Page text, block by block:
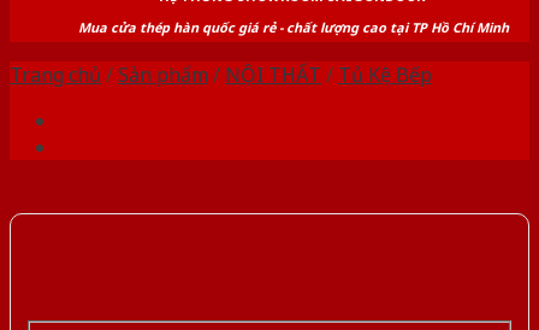
Mua cửa thép hàn quốc giá rẻ - chất lượng cao tại TP Hồ Chí Minh
Trang chủ /Sản phẩm / NỘI THẤT / Tủ Kệ Bếp